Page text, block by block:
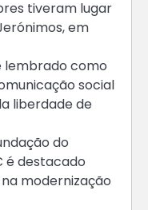
tiveram lugar
em
lembrado como
social
liberdade de
do
é destacado
modernização